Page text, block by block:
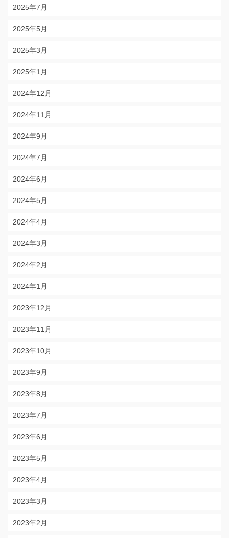
2025年7月
2025年5月
2025年3月
2025年1月
2024年12月
2024年11月
2024年9月
2024年7月
2024年6月
2024年5月
2024年4月
2024年3月
2024年2月
2024年1月
2023年12月
2023年11月
2023年10月
2023年9月
2023年8月
2023年7月
2023年6月
2023年5月
2023年4月
2023年3月
2023年2月